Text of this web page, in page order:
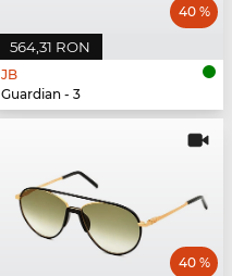
564,31 RON
40 %
JB
Guardian - 3
40 %